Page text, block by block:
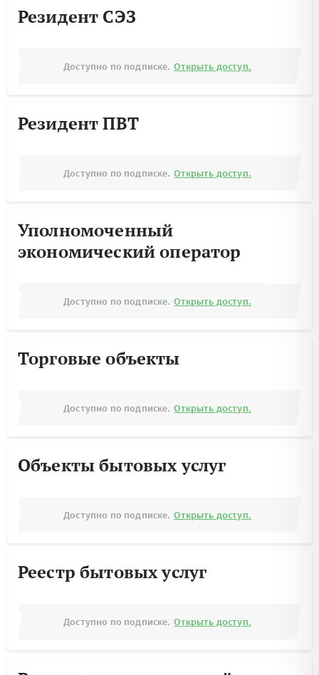
Резидент СЭЗ
Доступно по подписке. Открыть доступ.
Резидент ПВТ
Доступно по подписке. Открыть доступ.
Уполномоченный
экономический оператор
Доступно по подписке. Открыть доступ.
Торговые объекты
Доступно по подписке. Открыть доступ.
Объекты бытовых услуг
Доступно по подписке. Открыть доступ.
Реестр бытовых услуг
Доступно по подписке. Открыть доступ.